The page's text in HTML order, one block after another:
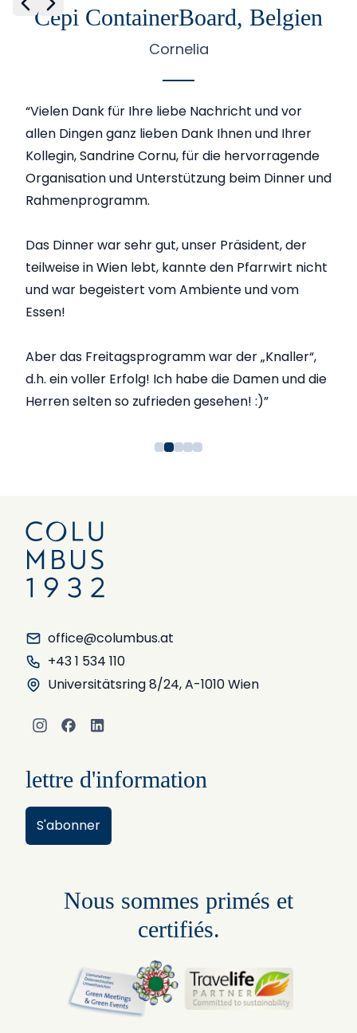
Diapositive précédente
Diapositive suivante
Cepi ContainerBoard, Belgien
Cornelia
“Vielen Dank für Ihre liebe Nachricht und vor
allen Dingen ganz lieben Dank Ihnen und Ihrer
Kollegin, Sandrine Cornu, für die hervorragende
Organisation und Unterstützung beim Dinner und
Rahmenprogramm.
Das Dinner war sehr gut, unser Präsident, der
teilweise in Wien lebt, kannte den Pfarrwirt nicht
und war begeistert vom Ambiente und vom
Essen!
Aber das Freitagsprogramm war der „Knaller“,
d.h. ein voller Erfolg! Ich habe die Damen und die
Herren selten so zufrieden gesehen! :)”
office@columbus.at
+43 1 534 110
Universitätsring 8/24, A-1010 Wien
Instagram
Facebook
LinkedIn
lettre d'information
S'abonner
Nous sommes primés et
certifiés.